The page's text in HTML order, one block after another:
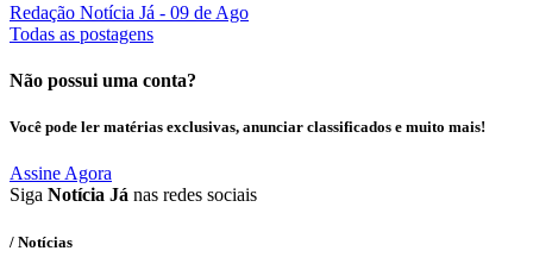
Redação Notícia Já - 09 de Ago
Todas as postagens
Não possui uma conta?
Você pode ler matérias exclusivas, anunciar classificados e muito mais!
Assine Agora
Siga Notícia Já nas redes sociais
/ Notícias